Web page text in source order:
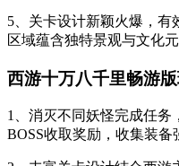
5、关卡设计新颖火爆，有
区域蕴含独特景观与文化
西游十万八千里畅游版
1、消灭不同妖怪完成任务
BOSS收取奖励，收集装备